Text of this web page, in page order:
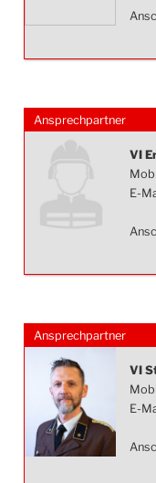
Ansprechpartner
VI
E-
Ansprechpartner
VI
E-